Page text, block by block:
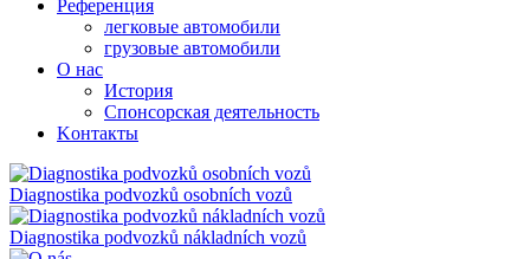
Референция
легковые автомобили
грузовые автомобили
О нас
История
Спонсорская деятельность
Kонтакты
Diagnostika podvozků osobních vozů
Diagnostika podvozků nákladních vozů